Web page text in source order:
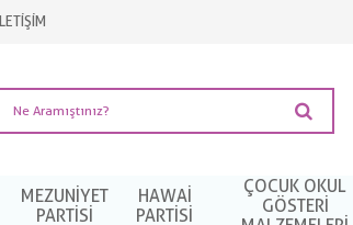
İLETİŞİM
MEZUNIYET
PARTISI
HAWAI
PARTISI
ÇOCUK OKUL
GÖSTERİ